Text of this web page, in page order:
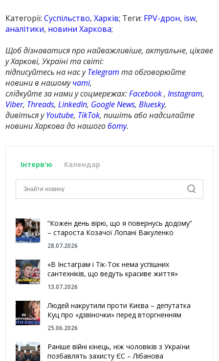
Категорії:Суспільство,Харків; Теги: FPV-дрон, isw,
аналітики, новини Харкова;
Щоб дізнаватися про найважливіше, актуальне, цікаве
у Харкові, Україні та світі:
підписуйтесь на нас уTelegram та обговорюйте
новини в нашомучаті,
слідкуйте за нами у соцмережах:Facebook,Instagram,
Viber, Threads,LinkedIn, Google News,Bluesky,
дивіться уYoutube, TikTok, пишіть або надсилайте
новини Харкова до нашогоботу.
Інтерв'ю Календар
“Кожен день вірю, що я повернусь додому”
– староста Козачої Лопані Вакуленко
28.07.2026
«В Інстаграм і Тік-Ток нема успішних
сантехніків, що ведуть красиве життя»
13.07.2026
Людей накрутили проти Києва – депутатка
Куц про «дзвіночки» перед вторгненням
25.06.2026
Раніше війні кінець, ніж чоловіків з України
позбавлять захисту ЄС – Лібанова